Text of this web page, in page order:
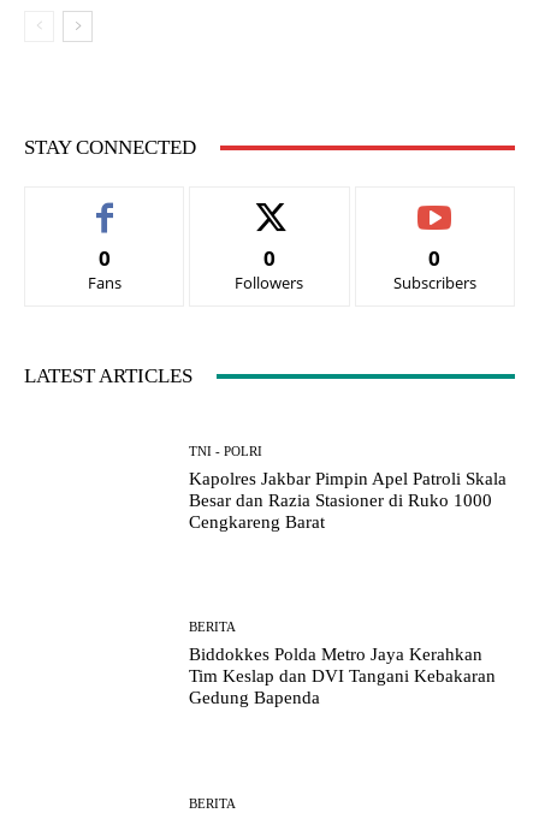
STAY CONNECTED
0
Fans
0
Followers
0
Subscribers
LATEST ARTICLES
TNI - POLRI
Kapolres Jakbar Pimpin Apel Patroli Skala
Besar dan Razia Stasioner di Ruko 1000
Cengkareng Barat
BERITA
Biddokkes Polda Metro Jaya Kerahkan
Tim Keslap dan DVI Tangani Kebakaran
Gedung Bapenda
BERITA